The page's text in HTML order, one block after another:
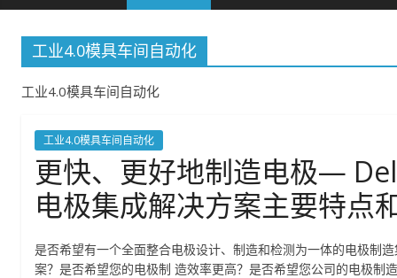
工业4.0模具车间自动化
工业4.0模具车间自动化
工业4.0模具车间自动化
更快、更好地制造电极—
电极集成解决方案主要特点
是否希望有一个全面整合电极设计、制造和检测为一体的电极制
案？是否希望您的电极制 造效率更高？是否希望您公司的电极制